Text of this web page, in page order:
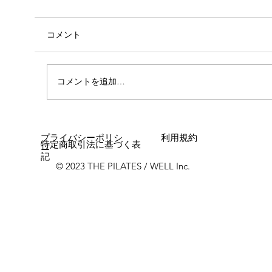
コメント
コメントを追加…
© 2023 THE PILATES / WELL Inc.
プライバシーポリシ
ー
利用規約
特定商取引法に基づく表
記